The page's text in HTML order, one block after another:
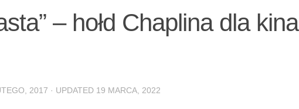
– hołd Chaplina dla kina
2017 · UPDATED 19 MARCA, 2022